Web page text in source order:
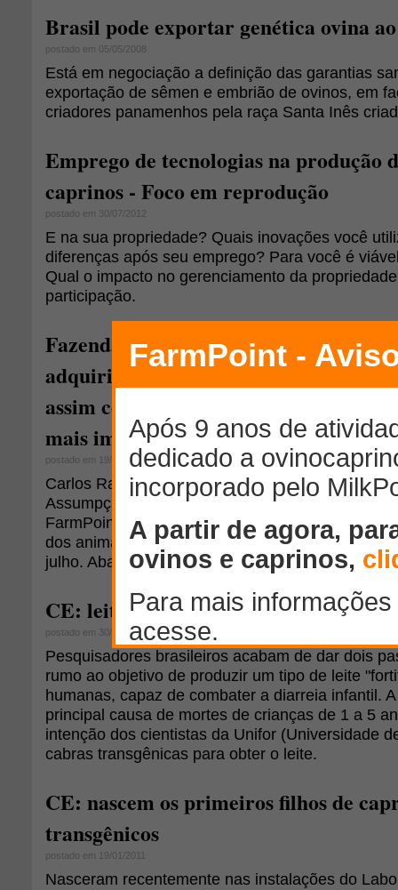
Brasil pode exportar genética ovina
postado em 05/05/2008
Está em negociação a definição das garantias
exportação de sêmen e embrião de ovinos, em
criadores panamenhos pela raça Santa Inês
Emprego de tecnologias na produção
caprinos - Foco em reprodução
postado em 30/07/2012
E na sua propriedade? Quais inovações você
diferenças após seu emprego? Para você é
Qual o impacto no gerenciamento da
participação.
Fazenda Bonfim foca na excelência
adquirindo o melhor da genética
assim como as melhores matrizes e
mais importantes cabanhas nacionais
postado em 19/06/2012
Carlos Raul Consonni, proprietário da Fazenda
Assumpção, da AAPA Assessoria, foram
FarmPoint e falaram sobre os objetivos da
dos animais e o que será ofertado no leilão que
julho. Abaixo, leia a entrevista na íntegra!
CE: leite fortificado através de cabras
postado em 30/08/2010
Pesquisadores brasileiros acabam de dar dois
rumo ao objetivo de produzir um tipo de leite
humanas, capaz de combater a diarreia infantil.
principal causa de mortes de crianças de 1 a 5
intenção dos cientistas da Unifor (Universidade
cabras transgênicas para obter o leite.
CE: nascem os primeiros filhos de
transgênicos
postado em 19/01/2011
Nasceram recentemente nas instalações do